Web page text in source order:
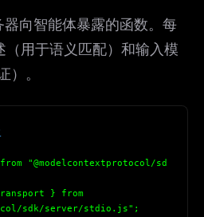
向智能体暴露的函数。每
用于语义匹配）和输入模
）。
from "@modelcontextprotocol/sd
} from
sdk/server/stdio.js";